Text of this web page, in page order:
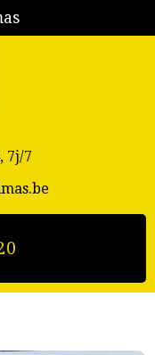
7j/7